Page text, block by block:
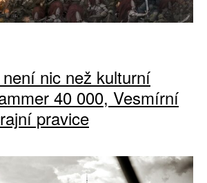
nic než kulturní
40 000, Vesmírní
pravice